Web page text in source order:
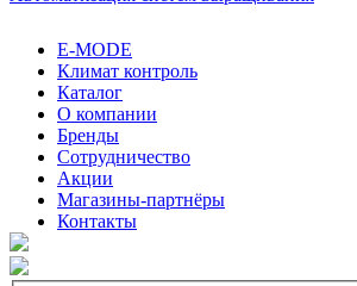
E-MODE
Климат контроль
Каталог
О компании
Бренды
Сотрудничество
Акции
Магазины-партнёры
Контакты